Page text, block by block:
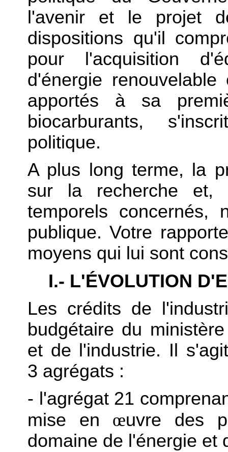
l'avenir et le projet
dispositions qu'il
pour l'acquisition
d'énergie
apportés à sa
biocarburants,
politique.
A plus long terme, la
sur la recherche et,
temporels concernés,
publique. Votre
moyens qui lui sont
I.- L'ÉVOLUTION
Les crédits de
budgétaire du
et de l'industrie. Il
3 agrégats :
- l'agrégat 21
mise en œuvre des
domaine de l'énergie et